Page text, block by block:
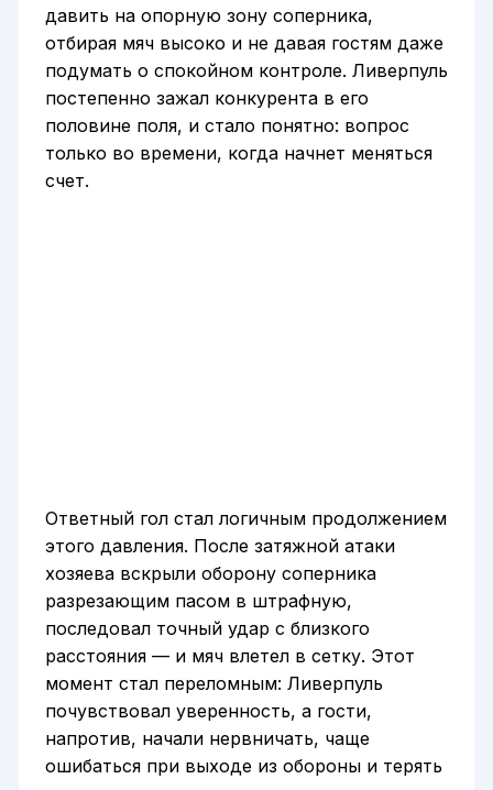
давить на опорную зону соперника,
отбирая мяч высоко и не давая гостям даже
подумать о спокойном контроле. Ливерпуль
постепенно зажал конкурента в его
половине поля, и стало понятно: вопрос
только во времени, когда начнет меняться
счет.
Ответный гол стал логичным продолжением
этого давления. После затяжной атаки
хозяева вскрыли оборону соперника
разрезающим пасом в штрафную,
последовал точный удар с близкого
расстояния — и мяч влетел в сетку. Этот
момент стал переломным: Ливерпуль
почувствовал уверенность, а гости,
напротив, начали нервничать, чаще
ошибаться при выходе из обороны и терять